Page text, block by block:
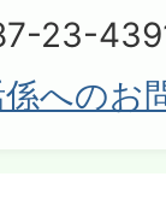
23-
へのお